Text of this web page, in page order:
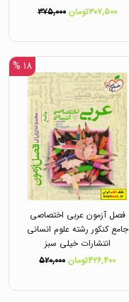
۳۰۷,۵۰۰تومان
۳۷۵,۰۰۰
۱۸ %
فصل آزمون عربی اختصاصی
جامع کنکور رشته علوم انسانی
انتشارات خیلی سبز
۴۲۶,۴۰۰تومان
۵۲۰,۰۰۰